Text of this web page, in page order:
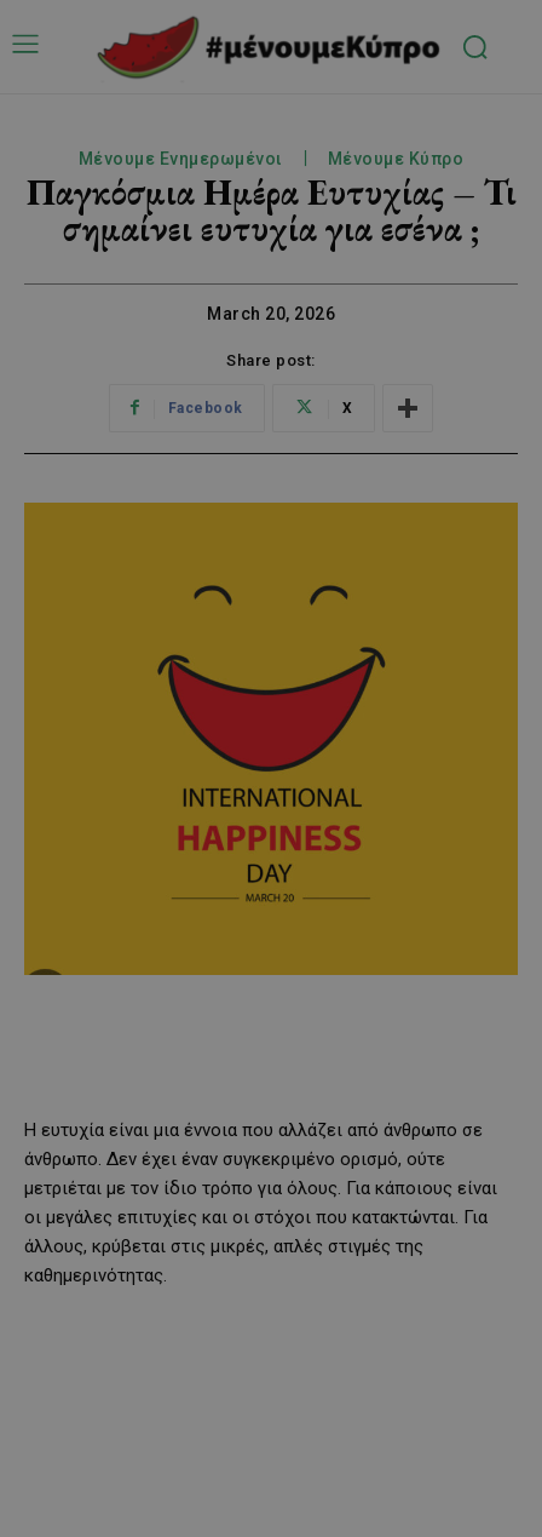
Μένουμε Ενημερωμένοι Μένουμε Κύπρο
Παγκόσμια Ημέρα Ευτυχίας – Τι
σημαίνει ευτυχία για εσένα ;
March 20, 2026
Share post:
Facebook X
Η ευτυχία είναι μια έννοια που αλλάζει από άνθρωπο σε
άνθρωπο. Δεν έχει έναν συγκεκριμένο ορισμό, ούτε
μετριέται με τον ίδιο τρόπο για όλους. Για κάποιους είναι
οι μεγάλες επιτυχίες και οι στόχοι που κατακτώνται. Για
άλλους, κρύβεται στις μικρές, απλές στιγμές της
καθημερινότητας.